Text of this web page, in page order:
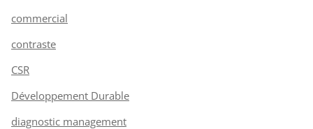
commercial
contraste
CSR
Développement Durable
diagnostic management